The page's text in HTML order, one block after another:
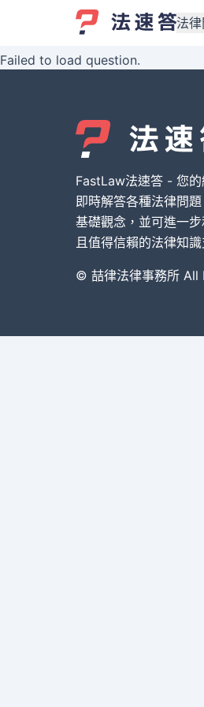
法
婚姻與
債務與
刑事犯
其他案
Failed to load question.
FastLaw法速答 - 您的
即時解答各種法律問
基礎觀念，並可進一
且值得信賴的法律知識
© 喆律法律事務所 All